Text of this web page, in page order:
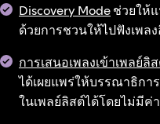
Discovery Modeช่วยให้
ด้วยการชวนให้ไปฟังเพ
การเสนอเพลงเข้าเพลย์ลิ
ได้เผยแพร่ให้บรรณาธิกา
ในเพลย์ลิสต์ได้โดยไม่มีค่